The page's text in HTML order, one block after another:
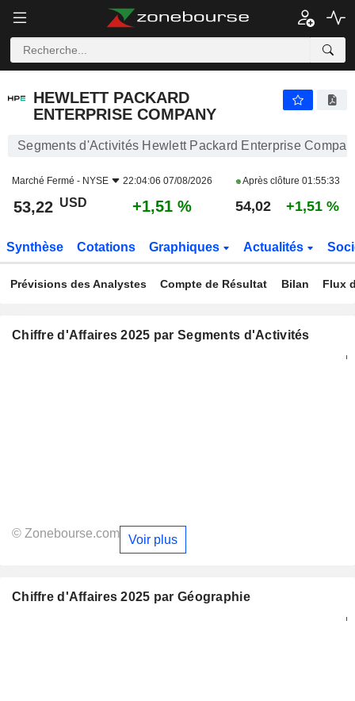
HEWLETT PACKARD
ENTERPRISE COMPANY
Segments d'Activités Hewlett Packard Enterprise
Marché Fermé - NYSE 22:04:06 07/08/2026 Après clôture 01:55:33
53,22 USD +1,51 % 54,02 +1,51 %
Synthèse Cotations Graphiques Actualités
Prévisions des Analystes Compte de Résultat Bilan Flux
Chiffre d'Affaires 2025 par Segments d'Activités
© Zonebourse.com Voir plus
Chiffre d'Affaires 2025 par Géographie